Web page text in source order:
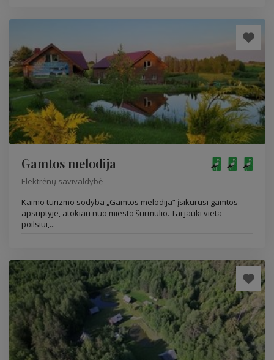
Gamtos melodija
Elektrėnų savivaldybė
Kaimo turizmo sodyba „Gamtos melodija“ įsikūrusi gamtos
apsuptyje, atokiau nuo miesto šurmulio. Tai jauki vieta
poilsiui,...